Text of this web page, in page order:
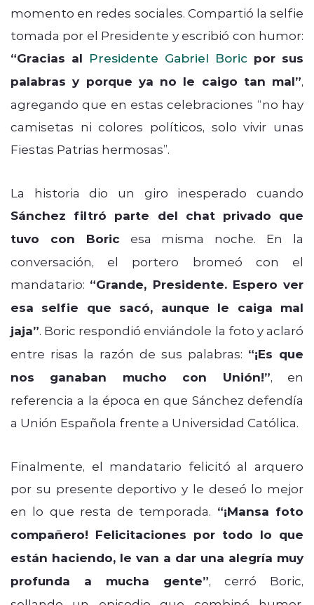
momento en redes sociales. Compartió la selfie
tomada por el Presidente y escribió con humor:
“Gracias al Presidente Gabriel Boric por sus
palabras y porque ya no le caigo tan mal”,
agregando que en estas celebraciones “no hay
camisetas ni colores políticos, solo vivir unas
Fiestas Patrias hermosas”.
La historia dio un giro inesperado cuando
Sánchez filtró parte del chat privado que
tuvo con Boric esa misma noche. En la
conversación, el portero bromeó con el
mandatario: “Grande, Presidente. Espero ver
esa selfie que sacó, aunque le caiga mal
jaja”. Boric respondió enviándole la foto y aclaró
entre risas la razón de sus palabras: “¡Es que
nos ganaban mucho con Unión!”, en
referencia a la época en que Sánchez defendía
a Unión Española frente a Universidad Católica.
Finalmente, el mandatario felicitó al arquero
por su presente deportivo y le deseó lo mejor
en lo que resta de temporada. “¡Mansa foto
compañero! Felicitaciones por todo lo que
están haciendo, le van a dar una alegría muy
profunda a mucha gente”, cerró Boric,